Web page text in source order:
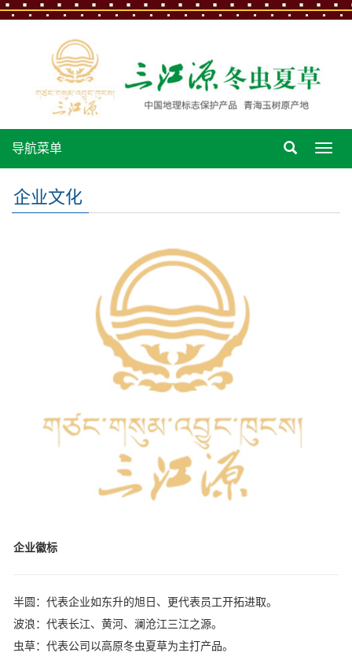
导
导航菜单
企业文化
企业徽标
半圆：代表企业如东升的旭日、更代表员工开拓进取。
波浪：代表长江、黄河、澜沧江三江之源。
虫草：代表公司以高原冬虫夏草为主打产品。